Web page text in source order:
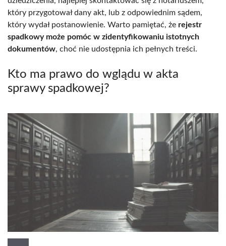
który przygotował dany akt, lub z odpowiednim sądem,
który wydał postanowienie. Warto pamiętać, że rejestr
spadkowy może pomóc w zidentyfikowaniu istotnych
dokumentów, choć nie udostępnia ich pełnych treści.
Kto ma prawo do wglądu w akta
sprawy spadkowej?